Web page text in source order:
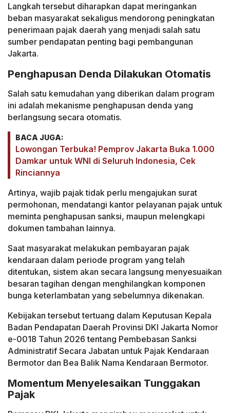
Langkah tersebut diharapkan dapat meringankan
beban masyarakat sekaligus mendorong peningkatan
penerimaan pajak daerah yang menjadi salah satu
sumber pendapatan penting bagi pembangunan
Jakarta.
Penghapusan Denda Dilakukan Otomatis
Salah satu kemudahan yang diberikan dalam program
ini adalah mekanisme penghapusan denda yang
berlangsung secara otomatis.
BACA JUGA:
Lowongan Terbuka! Pemprov Jakarta Buka 1.000
Damkar untuk WNI di Seluruh Indonesia, Cek
Rinciannya
Artinya, wajib pajak tidak perlu mengajukan surat
permohonan, mendatangi kantor pelayanan pajak untuk
meminta penghapusan sanksi, maupun melengkapi
dokumen tambahan lainnya.
Saat masyarakat melakukan pembayaran pajak
kendaraan dalam periode program yang telah
ditentukan, sistem akan secara langsung menyesuaikan
besaran tagihan dengan menghilangkan komponen
bunga keterlambatan yang sebelumnya dikenakan.
Kebijakan tersebut tertuang dalam Keputusan Kepala
Badan Pendapatan Daerah Provinsi DKI Jakarta Nomor
e-0018 Tahun 2026 tentang Pembebasan Sanksi
Administratif Secara Jabatan untuk Pajak Kendaraan
Bermotor dan Bea Balik Nama Kendaraan Bermotor.
Momentum Menyelesaikan Tunggakan
Pajak